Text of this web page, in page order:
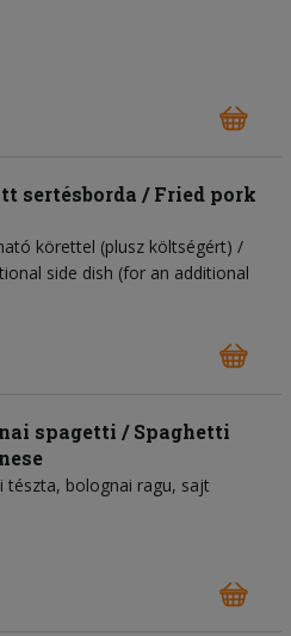
sertésborda / Fried pork
körettel (plusz költségért) /
side dish (for an additional
spagetti / Spaghetti
tészta bolognai ragu sajt